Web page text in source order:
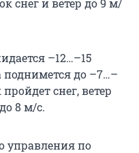
–12…–15
поднимется до –7…–
снег, ветер
8 м/с.
управления по